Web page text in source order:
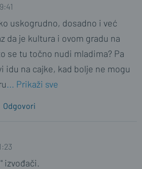
uskogrudno, dosadno i već
da je kultura i ovom gradu na
se tu točno nudi mladima? Pa
idu na cajke, kad bolje ne mogu
... Prikaži sve
Odgovori
izvođači.